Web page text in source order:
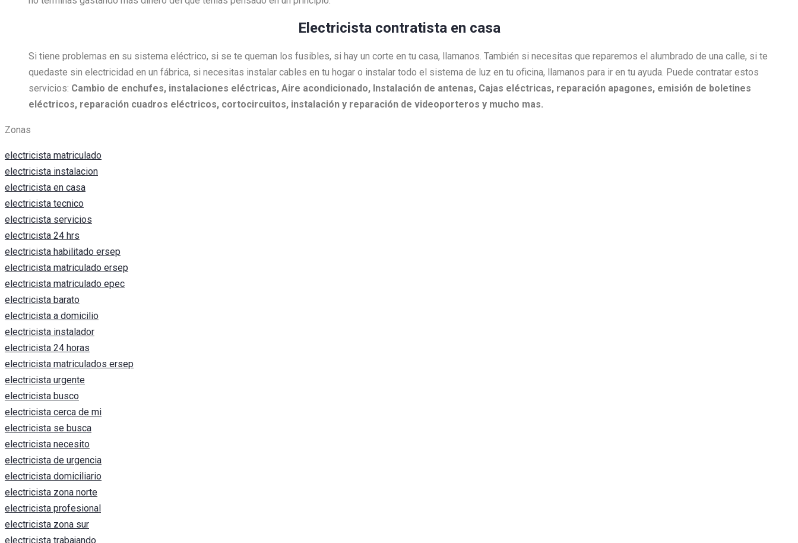
Electricista contratista en casa
Si tiene problemas en su sistema eléctrico, si se te queman los fusibles, si hay un corte en tu casa, llamanos. También si necesitas que reparemos el alumbrado de una calle, si te
quedaste sin electricidad en un fábrica, si necesitas instalar cables en tu hogar o instalar todo el sistema de luz en tu oficina, llamanos para ir en tu ayuda. Puede contratar estos
servicios: Cambio de enchufes, instalaciones eléctricas, Aire acondicionado, Instalación de antenas, Cajas eléctricas, reparación apagones, emisión de boletines
eléctricos, reparación cuadros eléctricos, cortocircuitos, instalación y reparación de videoporteros y mucho mas.
Zonas
electricista matriculado
electricista instalacion
electricista en casa
electricista tecnico
electricista servicios
electricista 24 hrs
electricista habilitado ersep
electricista matriculado ersep
electricista matriculado epec
electricista barato
electricista a domicilio
electricista instalador
electricista 24 horas
electricista matriculados ersep
electricista urgente
electricista busco
electricista cerca de mi
electricista se busca
electricista necesito
electricista de urgencia
electricista domiciliario
electricista zona norte
electricista profesional
electricista zona sur
electricista trabajando